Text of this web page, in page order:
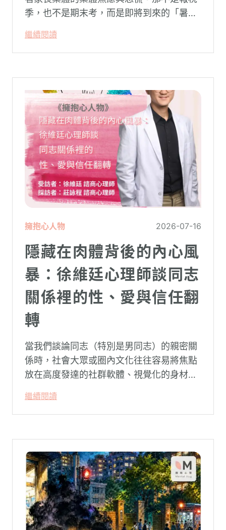
季，也不是期末考，而是即將到來的「暑
家庭，原本由學校與安親班代勞的照顧責
任，瞬間全數倒回家庭系統之內。對許多父
繼續閱讀
擁抱心人物 2026-07-16
隱藏在肉體背後的內心風
暴：徐維廷心理師談同志
關係裡的性、愛與信任翻
轉
當我們談論同志（特別是男同志）的親密關
係時，社會大眾或圈內文化往往容易將焦點
放在高度發達的社群軟體、視覺化的身材資
砲文化的普及度上。
繼續閱讀